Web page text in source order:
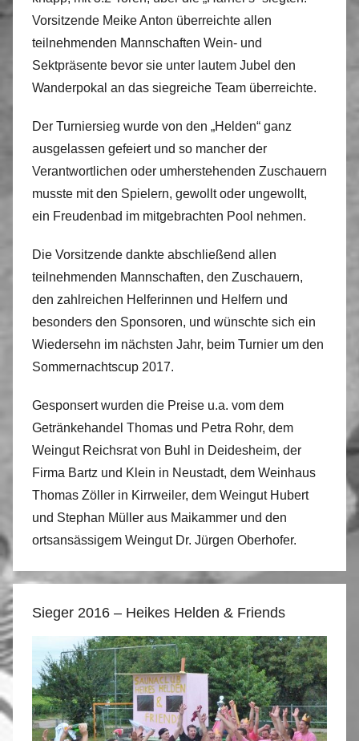
Vorsitzende Meike Anton überreichte allen
teilnehmenden Mannschaften Wein- und
Sektpräsente bevor sie unter lautem Jubel den
Wanderpokal an das siegreiche Team überreichte.
Der Turniersieg wurde von den „Helden“ ganz
ausgelassen gefeiert und so mancher der
Verantwortlichen oder umherstehenden Zuschauern
musste mit den Spielern, gewollt oder ungewollt,
ein Freudenbad im mitgebrachten Pool nehmen.
Die Vorsitzende dankte abschließend allen
teilnehmenden Mannschaften, den Zuschauern,
den zahlreichen Helferinnen und Helfern und
besonders den Sponsoren, und wünschte sich ein
Wiedersehn im nächsten Jahr, beim Turnier um den
Sommernachtscup 2017.
Gesponsert wurden die Preise u.a. vom dem
Getränkehandel Thomas und Petra Rohr, dem
Weingut Reichsrat von Buhl in Deidesheim, der
Firma Bartz und Klein in Neustadt, dem Weinhaus
Thomas Zöller in Kirrweiler, dem Weingut Hubert
und Stephan Müller aus Maikammer und den
ortsansässigem Weingut Dr. Jürgen Oberhofer.
Sieger 2016 – Heikes Helden & Friends